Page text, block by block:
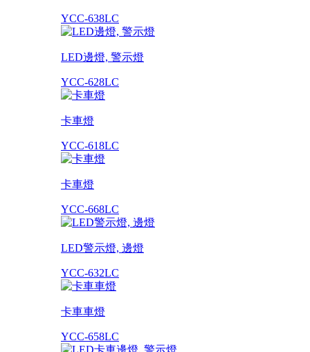
YCC-638LC
LED邊燈, 警示燈
YCC-628LC
卡車燈
YCC-618LC
卡車燈
YCC-668LC
LED警示燈, 邊燈
YCC-632LC
卡車車燈
YCC-658LC